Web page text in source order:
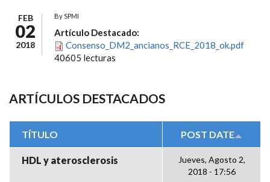
FEB
02
2018
BySPMI
Artículo Destacado:
Consenso_DM2_ancianos_RCE_2018_ok.pdf
40605 lecturas
ARTÍCULOS DESTACADOS
TÍTULO POST DATE
HDL y aterosclerosis
Jueves, Agosto 2,
2018 - 17:56